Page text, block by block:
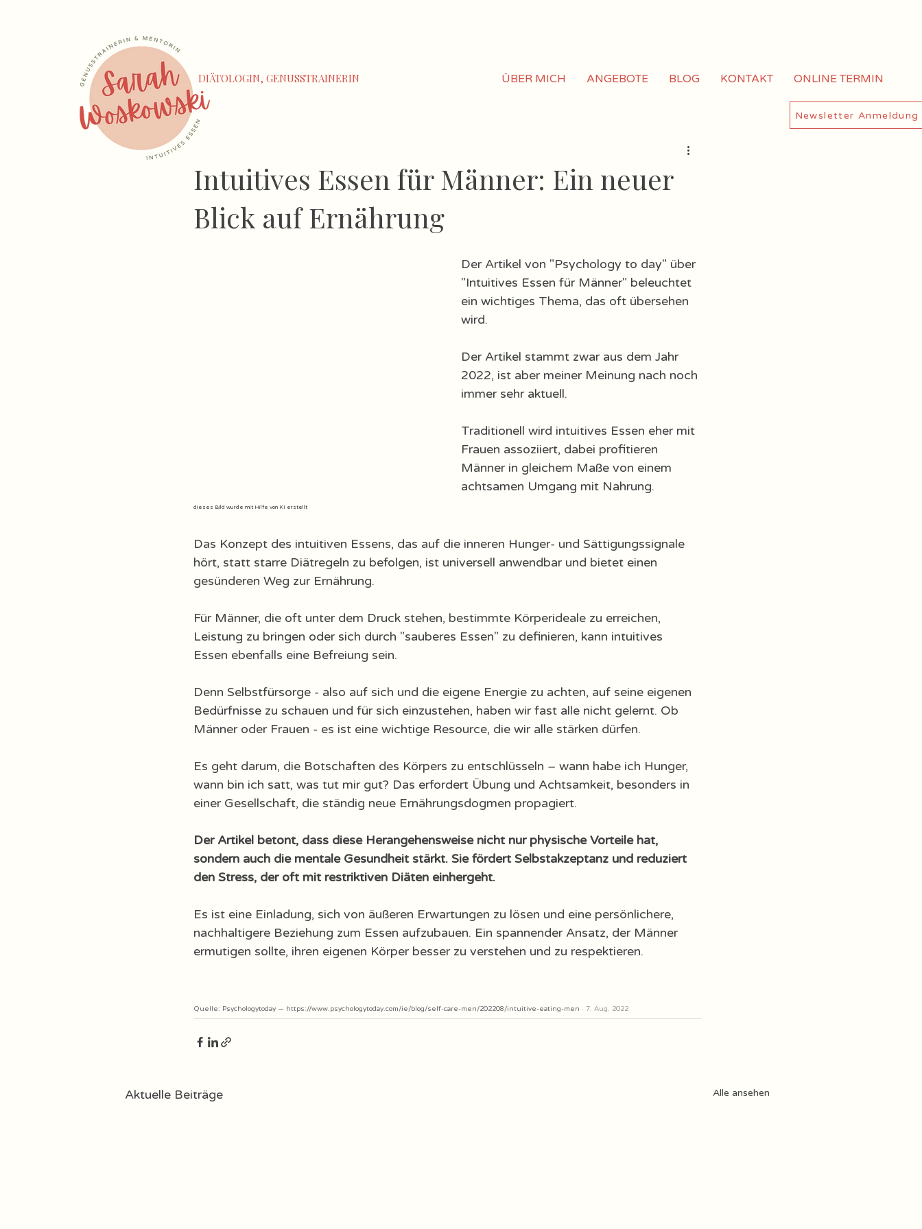
DIÄTOLOGIN, GENUSSTRAINERIN ÜBER MICH ANGEBOTE BLOG KONTAKT ONLINE TERMIN
Newsletter Anmeldung
Intuitives Essen für Männer: Ein neuer
Blick auf Ernährung
Der Artikel von "Psychology to day" über
"Intuitives Essen für Männer" beleuchtet
ein wichtiges Thema, das oft übersehen
wird.
Der Artikel stammt zwar aus dem Jahr
2022, ist aber meiner Meinung nach noch
immer sehr aktuell.
Traditionell wird intuitives Essen eher mit
Frauen assoziiert, dabei profitieren
Männer in gleichem Maße von einem
achtsamen Umgang mit Nahrung.
dieses Bild wurde mit Hilfe von KI erstellt
Das Konzept des intuitiven Essens, das auf die inneren Hunger- und Sättigungssignale
hört, statt starre Diätregeln zu befolgen, ist universell anwendbar und bietet einen
gesünderen Weg zur Ernährung.
Für Männer, die oft unter dem Druck stehen, bestimmte Körperideale zu erreichen,
Leistung zu bringen oder sich durch "sauberes Essen" zu definieren, kann intuitives
Essen ebenfalls eine Befreiung sein.
Denn Selbstfürsorge - also auf sich und die eigene Energie zu achten, auf seine eigenen
Bedürfnisse zu schauen und für sich einzustehen, haben wir fast alle nicht gelernt. Ob
Männer oder Frauen - es ist eine wichtige Resource, die wir alle stärken dürfen.
Es geht darum, die Botschaften des Körpers zu entschlüsseln – wann habe ich Hunger,
wann bin ich satt, was tut mir gut? Das erfordert Übung und Achtsamkeit, besonders in
einer Gesellschaft, die ständig neue Ernährungsdogmen propagiert.
Der Artikel betont, dass diese Herangehensweise nicht nur physische Vorteile hat,
sondern auch die mentale Gesundheit stärkt. Sie fördert Selbstakzeptanz und reduziert
den Stress, der oft mit restriktiven Diäten einhergeht.
Es ist eine Einladung, sich von äußeren Erwartungen zu lösen und eine persönlichere,
nachhaltigere Beziehung zum Essen aufzubauen. Ein spannender Ansatz, der Männer
ermutigen sollte, ihren eigenen Körper besser zu verstehen und zu respektieren.
Quelle: Psychologytoday — https://www.psychologytoday.com/ie/blog/self-care-men/202208/intuitive-eating-men · 7. Aug. 2022
Aktuelle Beiträge Alle ansehen